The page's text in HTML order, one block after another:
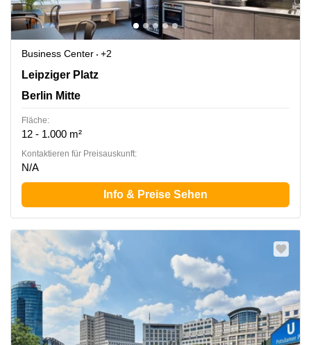
Business Center
+2
Leipziger Platz 16, Berlin Mitte
Leipziger Platz
Berlin Mitte
Fläche:
12 - 1.000 m²
Kontaktieren für Preisauskunft:
N/A
Info & Preise Sehen